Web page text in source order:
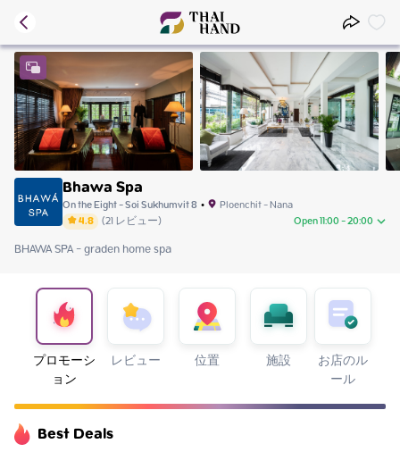
Bhawa Spa
On the Eight - Soi Sukhumvit 8 • Ploenchit - Nana
4.8 (21 レビュー) Open 11:00 - 20:00
Sunday
Tuesday 11:00 - 20:00
Wednesday 11:00 - 20:00
Thursday 11:00 - 20:00
Friday 11:00 - 20:00
Saturday 11:00 - 20:00
BHAWA SPA - graden home spa
プロモーシ
ョン
レビュー 位置 施設 お店のル
ール
Best Deals